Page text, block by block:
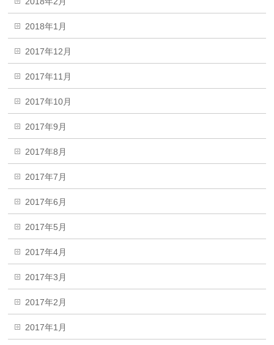
2018年1月
2017年12月
2017年11月
2017年10月
2017年9月
2017年8月
2017年7月
2017年6月
2017年5月
2017年4月
2017年3月
2017年2月
2017年1月